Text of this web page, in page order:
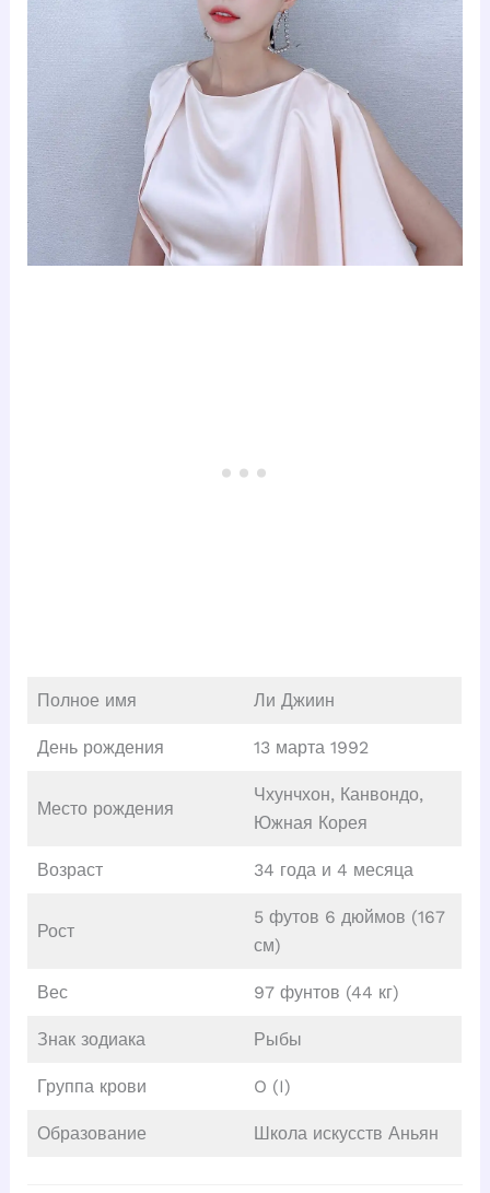
Полное имя Ли Джиин
День рождения 13 марта 1992
Место рождения
Чхунчхон, Канвондо,
Южная Корея
Возраст 34 года и 4 месяца
Рост
5 футов 6 дюймов (167
см)
Вес 97 фунтов (44 кг)
Знак зодиака Рыбы
Группа крови O (I)
Образование Школа искусств Аньян